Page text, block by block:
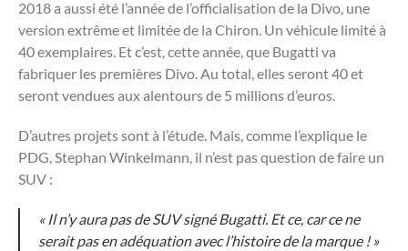
2018 a aussi été l’année de l’officialisation de la Divo, une
version extrême et limitée de la Chiron. Un véhicule limité à
40 exemplaires. Et c’est, cette année, que Bugatti va
fabriquer les premières Divo. Au total, elles seront 40 et
seront vendues aux alentours de 5 millions d’euros.
D’autres projets sont à l’étude. Mais, comme l’explique le
PDG, Stephan Winkelmann, il n’est pas question de faire un
SUV :
« Il n’y aura pas de SUV signé Bugatti. Et ce, car ce ne
serait pas en adéquation avec l’histoire de la marque ! »